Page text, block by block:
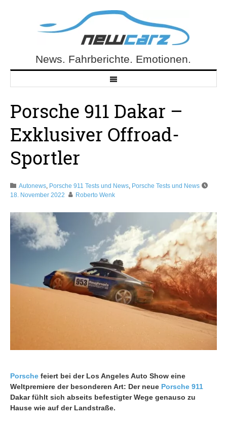
NewCarz.deNews. Fahrberichte. Emotionen.
Porsche 911 Dakar –
Exklusiver Offroad-
Sportler
Autonews, Porsche 911 Tests und News, Porsche Tests und News
18. November 2022
Roberto Wenk
Porsche feiert bei der Los Angeles Auto Show eine
Weltpremiere der besonderen Art: Der neue Porsche 911
Dakar fühlt sich abseits befestigter Wege genauso zu
Hause wie auf der Landstraße.